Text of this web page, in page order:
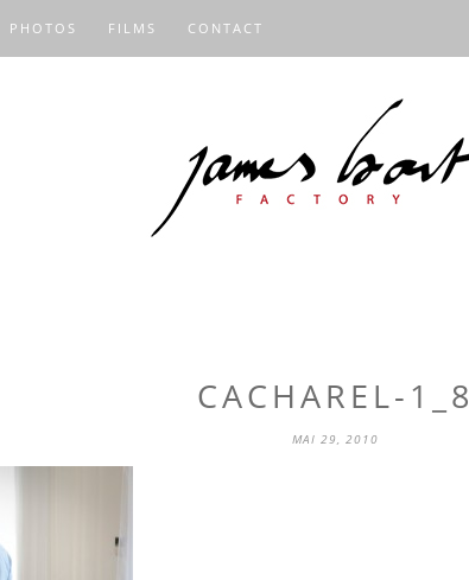
PHOTOS FILMS CONTACT
CACHAREL-1_8
MAI 29, 2010